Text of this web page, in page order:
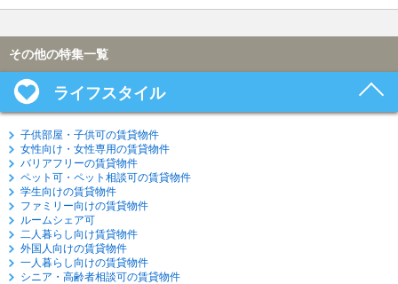
その他の特集一覧
ライフスタイル
子供部屋・子供可の賃貸物件
女性向け・女性専用の賃貸物件
バリアフリーの賃貸物件
ペット可・ペット相談可の賃貸物件
学生向けの賃貸物件
ファミリー向けの賃貸物件
ルームシェア可
二人暮らし向け賃貸物件
外国人向けの賃貸物件
一人暮らし向けの賃貸物件
シニア・高齢者相談可の賃貸物件